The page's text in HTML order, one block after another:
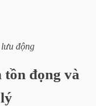
động
tồn đọng và